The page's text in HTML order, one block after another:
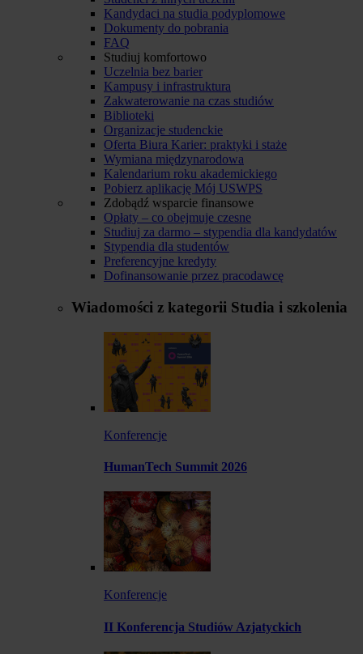
Kandydaci na studia podyplomowe
Dokumenty do pobrania
FAQ
Studiuj komfortowo
Uczelnia bez barier
Kampusy i infrastruktura
Zakwaterowanie na czas studiów
Biblioteki
Organizacje studenckie
Oferta Biura Karier: praktyki i staże
Wymiana międzynarodowa
Kalendarium roku akademickiego
Pobierz aplikację Mój USWPS
Zdobądź wsparcie finansowe
Opłaty – co obejmuje czesne
Studiuj za darmo – stypendia dla kandydatów
Stypendia dla studentów
Preferencyjne kredyty
Dofinansowanie przez pracodawcę
Wiadomości z kategorii Studia i szkolenia
Konferencje
HumanTech Summit 2026
Konferencje
II Konferencja Studiów Azjatyckich